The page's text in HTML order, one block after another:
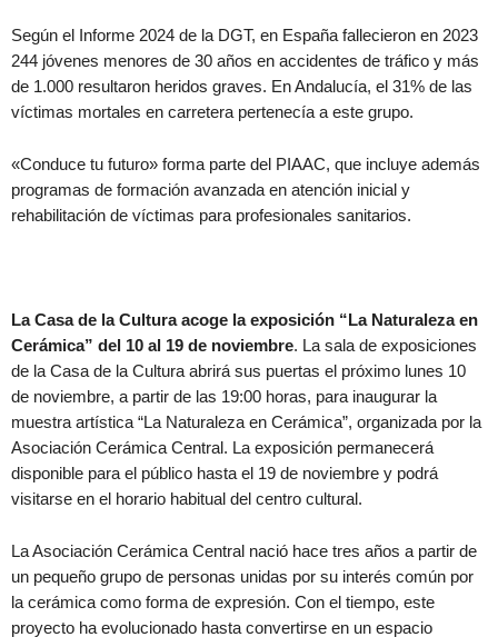
Según el Informe 2024 de la DGT, en España fallecieron en 2023
244 jóvenes menores de 30 años en accidentes de tráfico y más
de 1.000 resultaron heridos graves. En Andalucía, el 31% de las
víctimas mortales en carretera pertenecía a este grupo.
«Conduce tu futuro» forma parte del PIAAC, que incluye además
programas de formación avanzada en atención inicial y
rehabilitación de víctimas para profesionales sanitarios.
La Casa de la Cultura acoge la exposición “La Naturaleza en
Cerámica” del 10 al 19 de noviembre. La sala de exposiciones
de la Casa de la Cultura abrirá sus puertas el próximo lunes 10
de noviembre, a partir de las 19:00 horas, para inaugurar la
muestra artística “La Naturaleza en Cerámica”, organizada por la
Asociación Cerámica Central. La exposición permanecerá
disponible para el público hasta el 19 de noviembre y podrá
visitarse en el horario habitual del centro cultural.
La Asociación Cerámica Central nació hace tres años a partir de
un pequeño grupo de personas unidas por su interés común por
la cerámica como forma de expresión. Con el tiempo, este
proyecto ha evolucionado hasta convertirse en un espacio